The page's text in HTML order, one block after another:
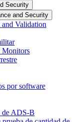
Security
and Security
Validation
Monitors
por software
de ADS-B